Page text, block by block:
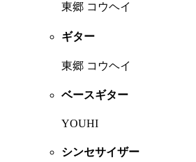
東郷 コウヘイ
ギター
東郷 コウヘイ
ベースギター
YOUHI
シンセサイザー